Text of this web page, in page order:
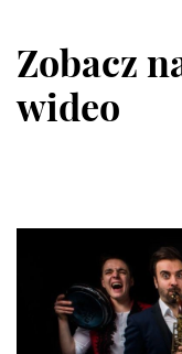
Zobacz
wideo